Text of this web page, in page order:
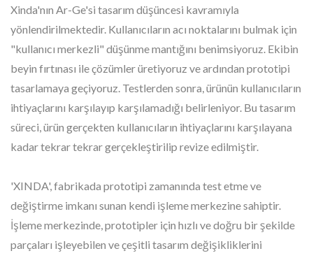
Xinda'nın Ar-Ge'si tasarım düşüncesi kavramıyla
yönlendirilmektedir. Kullanıcıların acı noktalarını bulmak için
"kullanıcı merkezli" düşünme mantığını benimsiyoruz. Ekibin
beyin fırtınası ile çözümler üretiyoruz ve ardından prototipi
tasarlamaya geçiyoruz. Testlerden sonra, ürünün kullanıcıların
ihtiyaçlarını karşılayıp karşılamadığı belirleniyor. Bu tasarım
süreci, ürün gerçekten kullanıcıların ihtiyaçlarını karşılayana
kadar tekrar tekrar gerçekleştirilip revize edilmiştir.
'XINDA', fabrikada prototipi zamanında test etme ve
değiştirme imkanı sunan kendi işleme merkezine sahiptir.
İşleme merkezinde, prototipler için hızlı ve doğru bir şekilde
parçaları işleyebilen ve çeşitli tasarım değişikliklerini